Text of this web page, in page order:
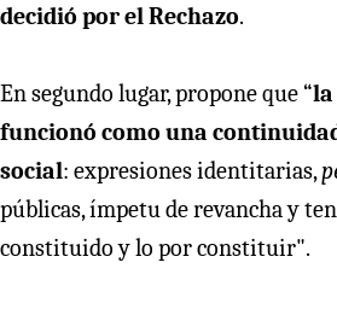
decidió por el Rechazo.
En segundo lugar, propone que “la
funcionó como una
social: expresiones identitarias,
públicas, ímpetu de revancha y
constituido y lo por constituir".